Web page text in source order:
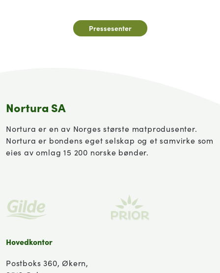
Pressesenter
Nortura SA
Nortura er en av Norges største matprodusenter.
Nortura er bondens eget selskap og et samvirke som
eies av omlag 15 200 norske bønder.
Hovedkontor
Postboks 360, Økern,